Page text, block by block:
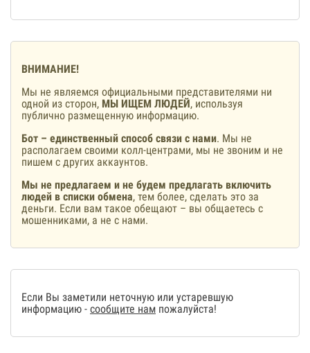
ВНИМАНИЕ!
Мы не являемся официальными представителями ни
одной из сторон, МЫ ИЩЕМ ЛЮДЕЙ, используя
публично размещенную информацию.
Бот – единственный способ связи с нами. Мы не
располагаем своими колл-центрами, мы не звоним и не
пишем с других аккаунтов.
Мы не предлагаем и не будем предлагать включить
людей в списки обмена, тем более, сделать это за
деньги. Если вам такое обещают – вы общаетесь с
мошенниками, а не с нами.
Если Вы заметили неточную или устаревшую
информацию - сообщите нам пожалуйста!